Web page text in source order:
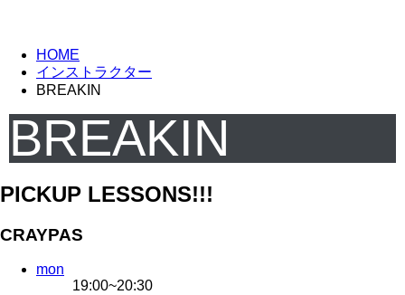
HOME
インストラクター
BREAKIN
BREAKIN
PICKUP LESSONS!!!
CRAYPAS
mon
19:00~20:30